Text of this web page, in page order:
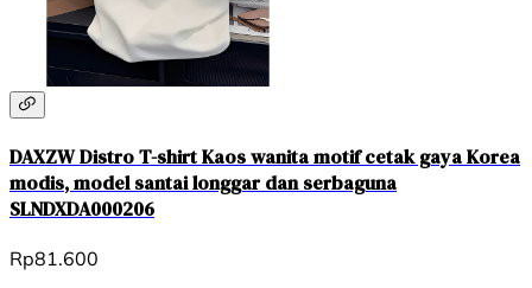
DAXZW Distro T-shirt Kaos wanita motif cetak gaya Korea
modis, model santai longgar dan serbaguna
SLNDXDA000206
Rp81.600